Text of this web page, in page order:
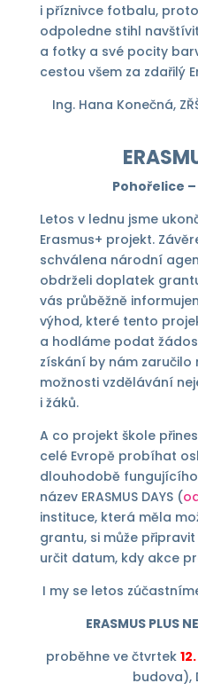
i příznivce fotbalu,
odpoledne stihl
a fotky a své pocity
cestou všem za zdařilý
Ing. Hana Konečná,
Pohořelice –
Letos v lednu jsme
Erasmus+ projekt.
schválena národní
obdrželi doplatek
vás průběžně
výhod, které tento
a hodláme podat
získání by nám zaručilo
možnosti vzdělávání
i žáků.
A co projekt škole
celé Evropě probíhat
dlouhodobě
název ERASMUS DAYS (
instituce, která měla
grantu, si může
určit datum, kdy akce
I my se letos
ERASMUS PLUS
proběhne ve čtvrtek
budova),